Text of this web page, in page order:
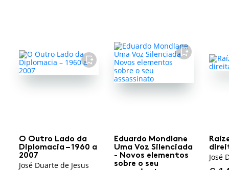
FAVORITO
O Outro Lado da
Diplomacia – 1960 a
2007
José Duarte de Jesus
FAVORITO
Eduardo Mondlane
Uma Voz Silenciada
- Novos elementos
sobre o seu
José